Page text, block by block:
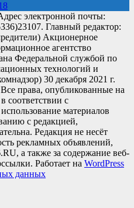
электронной почты:
Главный редактор:
Акционерное
агентство
Федеральной службой по
технологий и
30 декабря 2021 г.
права, опубликованные на
соответствии с
материалов
с редакцией,
Редакция не несёт
рекламных объявлений,
а также за содержание веб-
Работает на WordPress
данных